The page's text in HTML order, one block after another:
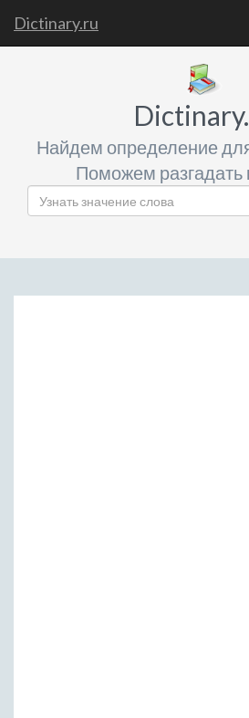
Dictinary.ru
Найдем определение
Поможем разгадать